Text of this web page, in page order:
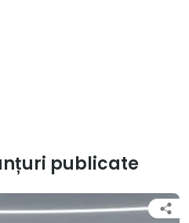
publicate